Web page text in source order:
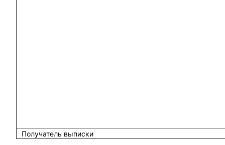
Получатель выписки